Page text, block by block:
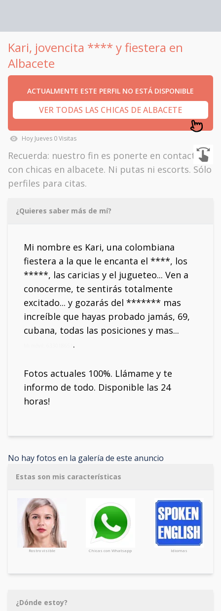
Kari, jovencita **** y fiestera en
Albacete
ACTUALMENTE ESTE PERFIL NO ESTÁ DISPONIBLE
VER TODAS LAS CHICAS DE ALBACETE
Hoy Jueves 0Visitas
Recuerda: nuestro fin es ponerte en contacto
con chicas en albacete. Ni putas ni escorts. Sólo
perfiles para citas.
¿Quieres saber más de mí?
Mi nombre es Kari, una colombiana
fiestera a la que le encanta el ****, los
*****, las caricias y el jugueteo... Ven a
conocerme, te sentirás totalmente
excitado... y gozarás del ******* mas
increíble que hayas probado jamás, 69,
cubana, todas las posiciones y mas...
.
Fotos actuales 100%. Llámame y te
informo de todo. Disponible las 24
horas!
No hay fotos en la galería de este anuncio
Estas son mis características
Rostro visible Chicas con Whatsapp Idiomas
¿Dónde estoy?